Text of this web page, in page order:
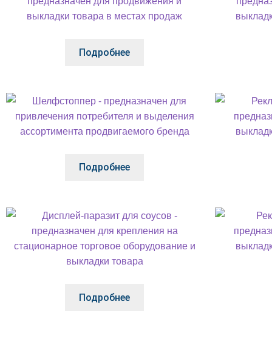
Подробнее
Подробнее
Подробнее